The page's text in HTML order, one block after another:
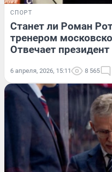
СПОРТ
Станет ли Роман
тренером
Отвечает президент
6 апреля, 2026, 15:11 8 565